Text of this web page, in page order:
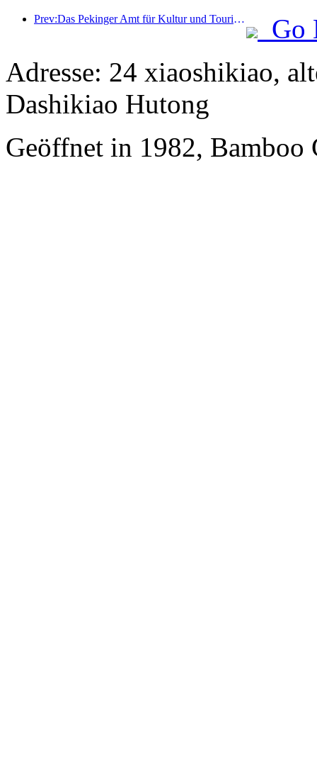
Prev:Das Pekinger Amt für Kultur und Tourismus gab bekannt: Im Jahr 2025 empfing Peking 5,48 Millionen ausländische Touristen, ein Anstieg von 39 % gegenüber dem Vorjahr.
Go
Adresse: 24 xiaoshikiao,
Dashikiao Hutong
Geöffnet in 1982,